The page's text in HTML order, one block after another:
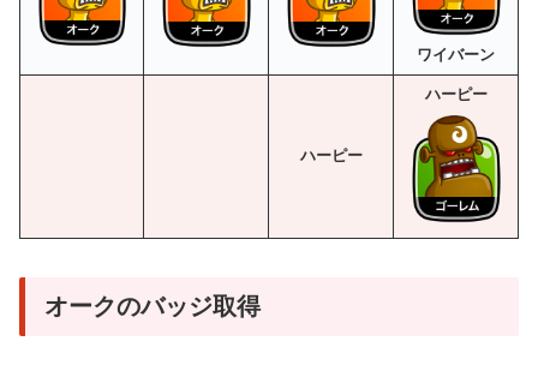
ワイバーン
ハーピー
ハーピー
オークのバッジ取得